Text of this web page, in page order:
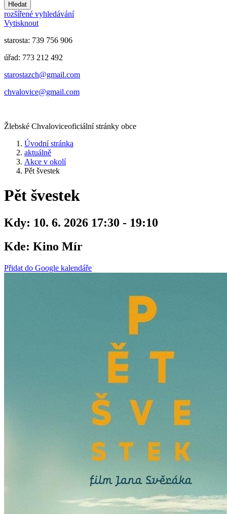
Hledat
rozšířené vyhledávání
Vytisknout
starosta: 739 756 906
úřad: 773 212 492
​​​​starostazch@gmail.com
​​​​chvalovice@gmail.com
Žlebské Chvaloviceoficiální stránky obce
Úvodní stránka
aktuálně
Akce v okolí
Pět švestek
Pět švestek
Kdy: 10. 6. 2026 17:30 - 19:10
Kde: Kino Mír
Přidat do Google kalendáře